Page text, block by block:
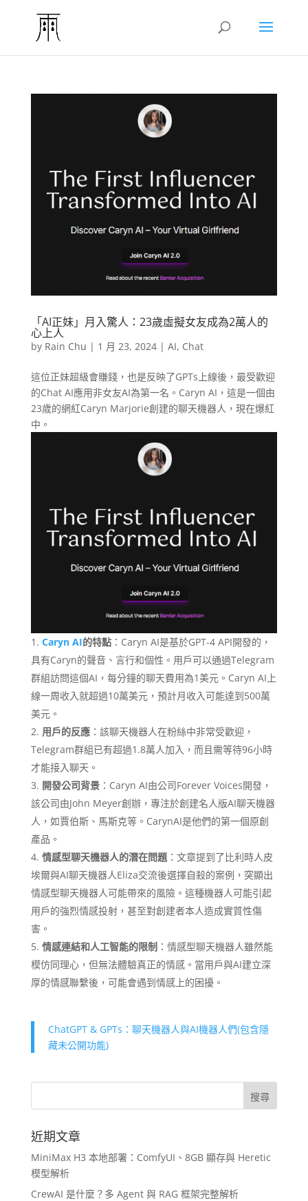
「AI正妹」月入驚人：23歲虛擬女友成為2萬人的
心上人
by Rain Chu | 1 月 23, 2024| AI, Chat
這位正妹超級會賺錢，也是反映了GPTs上線後，最受歡迎
的Chat AI應用非女友AI為第一名。Caryn AI，這是一個由
23歲的網紅Caryn Marjorie創建的聊天機器人，現在爆紅
中。
Caryn AI的特點：Caryn AI是基於GPT-4 API開發的，
具有Caryn的聲音、言行和個性。用戶可以通過Telegram
群組訪問這個AI，每分鐘的聊天費用為1美元。Caryn AI上
線一周收入就超過10萬美元，預計月收入可能達到500萬
美元。
用戶的反應：該聊天機器人在粉絲中非常受歡迎，
Telegram群組已有超過1.8萬人加入，而且需等待96小時
才能接入聊天。
開發公司背景：Caryn AI由公司Forever Voices開發，
該公司由John Meyer創辦，專注於創建名人版AI聊天機器
人，如賈伯斯、馬斯克等。CarynAI是他們的第一個原創
產品。
情感型聊天機器人的潛在問題：文章提到了比利時人皮
埃爾與AI聊天機器人Eliza交流後選擇自殺的案例，突顯出
情感型聊天機器人可能帶來的風險。這種機器人可能引起
用戶的強烈情感投射，甚至對創建者本人造成實質性傷
害。
情感連結和人工智能的限制 ：情感型聊天機器人雖然能
模仿同理心，但無法體驗真正的情感。當用戶與AI建立深
厚的情感聯繫後，可能會遇到情感上的困擾。
ChatGPT & GPTs：聊天機器人與AI機器人們(包含隱
藏未公開功能)
近期文章
MiniMax H3 本地部署：ComfyUI、8GB 顯存與 Heretic
模型解析
CrewAI 是什麼？多 Agent 與 RAG 框架完整解析